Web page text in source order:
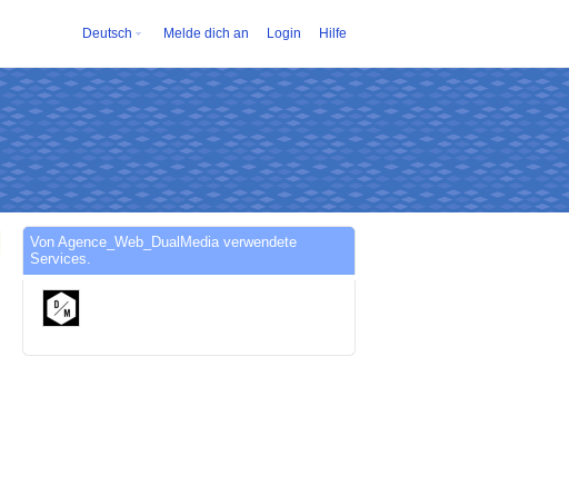
Deutsch Melde dich an Login Hilfe
Von Agence_Web_DualMedia verwendete
Services.